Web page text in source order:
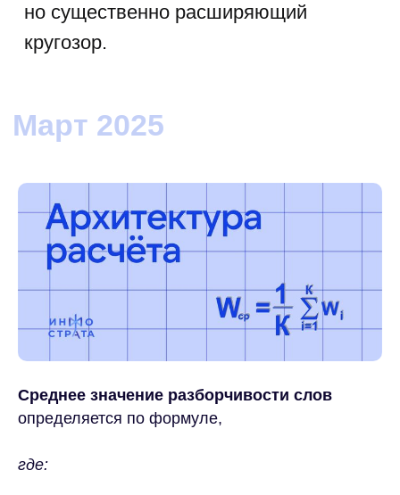
Среднее значение разборчивости слов
определяется по формуле,
где: